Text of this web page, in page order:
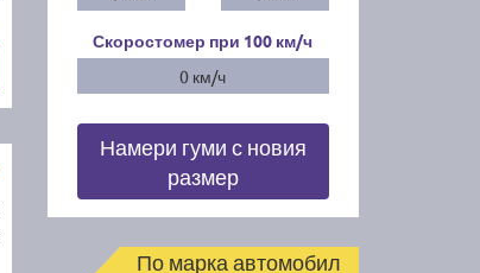
Скоростомер при 100 км/ч
0 км/ч
Намери гуми с новия
размер
По марка автомобил